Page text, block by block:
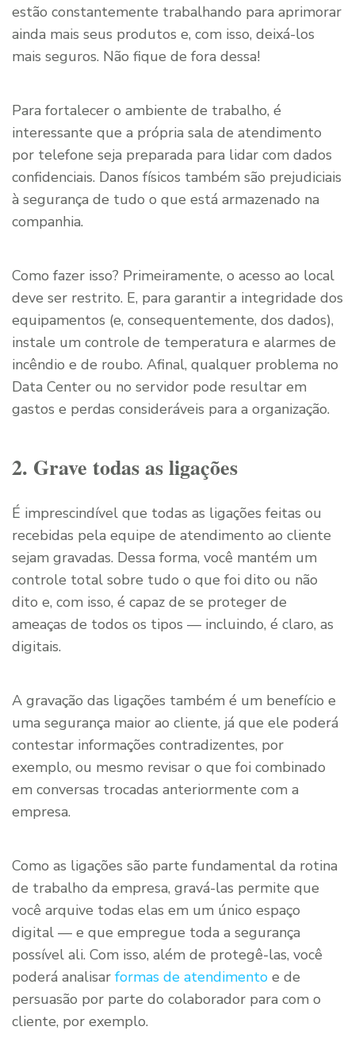
estão constantemente trabalhando para aprimorar
ainda mais seus produtos e, com isso, deixá-los
mais seguros. Não fique de fora dessa!
Para fortalecer o ambiente de trabalho, é
interessante que a própria sala de atendimento
por telefone seja preparada para lidar com dados
confidenciais. Danos físicos também são prejudiciais
à segurança de tudo o que está armazenado na
companhia.
Como fazer isso? Primeiramente, o acesso ao local
deve ser restrito. E, para garantir a integridade dos
equipamentos (e, consequentemente, dos dados),
instale um controle de temperatura e alarmes de
incêndio e de roubo. Afinal, qualquer problema no
Data Center ou no servidor pode resultar em
gastos e perdas consideráveis para a organização.
2. Grave todas as ligações
É imprescindível que todas as ligações feitas ou
recebidas pela equipe de atendimento ao cliente
sejam gravadas. Dessa forma, você mantém um
controle total sobre tudo o que foi dito ou não
dito e, com isso, é capaz de se proteger de
ameaças de todos os tipos — incluindo, é claro, as
digitais.
A gravação das ligações também é um benefício e
uma segurança maior ao cliente, já que ele poderá
contestar informações contradizentes, por
exemplo, ou mesmo revisar o que foi combinado
em conversas trocadas anteriormente com a
empresa.
Como as ligações são parte fundamental da rotina
de trabalho da empresa, gravá-las permite que
você arquive todas elas em um único espaço
digital — e que empregue toda a segurança
possível ali. Com isso, além de protegê-las, você
poderá analisar formas de atendimento e de
persuasão por parte do colaborador para com o
cliente, por exemplo.